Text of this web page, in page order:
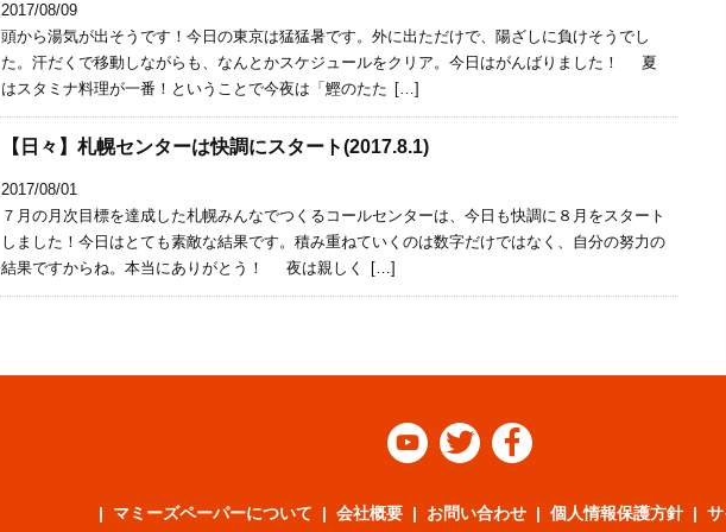
2017/08/09
頭から湯気が出そうです！今日の東京は猛猛暑です。外に出ただけで、陽ざしに負けそうでし
た。汗だくで移動しながらも、なんとかスケジュールをクリア。今日はがんばりました！ 夏
はスタミナ料理が一番！ということで今夜は「鰹のたた […]
【日々】札幌センターは快調にスタート(2017.8.1)
2017/08/01
７月の月次目標を達成した札幌みんなでつくるコールセンターは、今日も快調に８月をスタート
しました！今日はとても素敵な結果です。積み重ねていくのは数字だけではなく、自分の努力の
結果ですからね。本当にありがとう！ 夜は親しく […]
  
マミーズペーパーについて 会社概要 お問い合わせ 個人情報保護方針